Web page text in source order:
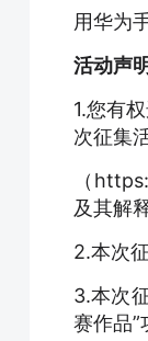
用华为
活动声明
1.您有
次征集
（
及其解
2.本次
3.本次
赛作品